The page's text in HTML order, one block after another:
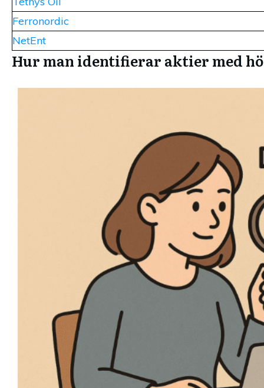
Ferronordic
NetEnt
Hur man identifierar aktier med